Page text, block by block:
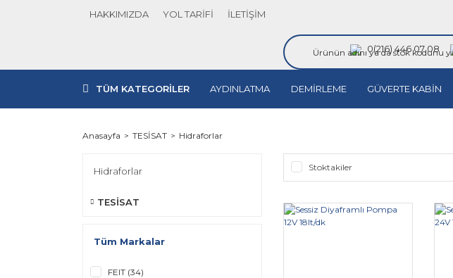
HAKKIMIZDA YOL TARİFİ İLETİŞİM
0(216) 446 07 08
TÜM KATEGORİLER AYDINLATMA DEMİRLEME GÜVERTE KABİN
Anasayfa TESİSAT Hidraforlar
Hidraforlar
TESİSAT
Tüm Markalar
FEIT (34)
Stoktakiler